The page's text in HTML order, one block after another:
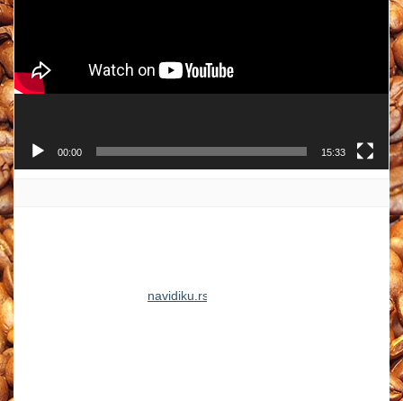
00:00 15:33